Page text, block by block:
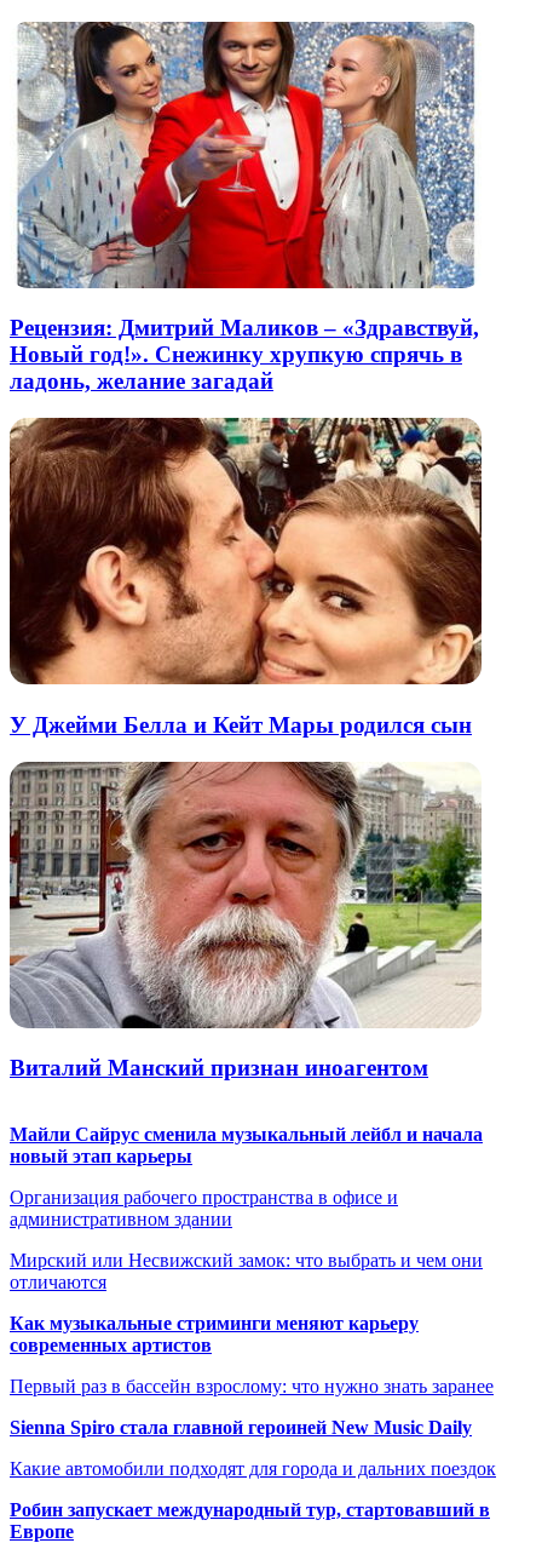
Рецензия: Дмитрий Маликов – «Здравствуй,
Новый год!». Снежинку хрупкую спрячь в
ладонь, желание загадай
У Джейми Белла и Кейт Мары родился сын
Виталий Манский признан иноагентом
Майли Сайрус сменила музыкальный лейбл и начала
новый этап карьеры
Организация рабочего пространства в офисе и
административном здании
Мирский или Несвижский замок: что выбрать и чем они
отличаются
Как музыкальные стриминги меняют карьеру
современных артистов
Первый раз в бассейн взрослому: что нужно знать заранее
Sienna Spiro стала главной героиней New Music Daily
Какие автомобили подходят для города и дальних поездок
Робин запускает международный тур, стартовавший в
Европе